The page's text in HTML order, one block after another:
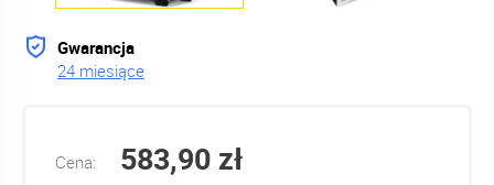
Gwarancja
24 miesiące
Cena: 583,90 zł